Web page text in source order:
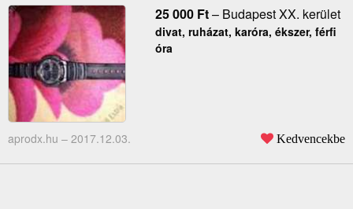
25 000 Ft– Budapest XX. kerület
divat, ruházat, karóra, ékszer, férfi
óra
aprodx.hu – 2017.12.03. Kedvencekbe